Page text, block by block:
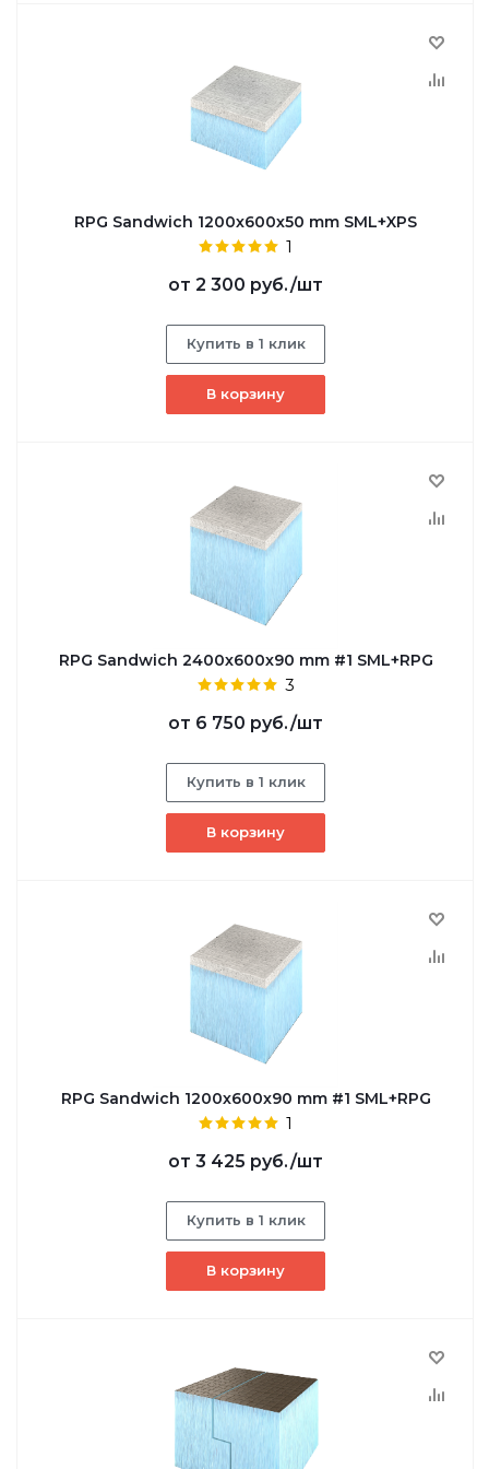
RPG Sandwich 1200х600х50 mm SML+XPS
1
от 2 300 руб./шт
Купить в 1 клик
В корзину
RPG Sandwich 2400х600х90 mm #1 SML+RPG
3
от 6 750 руб./шт
Купить в 1 клик
В корзину
RPG Sandwich 1200х600х90 mm #1 SML+RPG
1
от 3 425 руб./шт
Купить в 1 клик
В корзину